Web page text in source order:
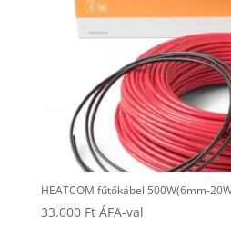
HEATCOM fűtőkábel 500W(6mm-
33.000 Ft ÁFA-val